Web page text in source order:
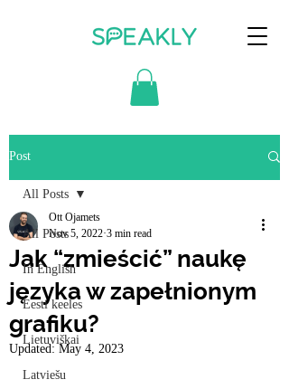
Post
All Posts
In English
Eesti keeles
Lietuviškai
Latviešu
All Posts
Jak “zmieścić” naukę
języka w zapełnionym
grafiku?
Ott Ojamets
Nov 5, 20223 min read
Updated:May 4, 2023